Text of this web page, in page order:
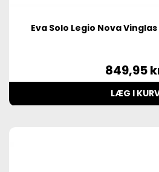
Eva Solo Legio Nova
849,95
LÆG I